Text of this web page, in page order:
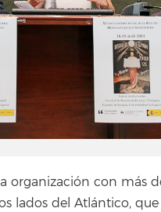
organización con más
lados del Atlántico,